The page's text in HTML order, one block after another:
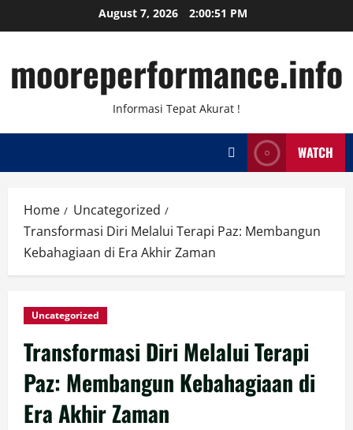
to
August 7, 2026 2:00:51 PM
mooreperformance.info
Informasi Tepat Akurat !
WATCH
Home
Uncategorized
Transformasi Diri Melalui Terapi Paz: Membangun
Kebahagiaan di Era Akhir Zaman
Uncategorized
Transformasi Diri Melalui Terapi
Paz: Membangun Kebahagiaan di
Era Akhir Zaman